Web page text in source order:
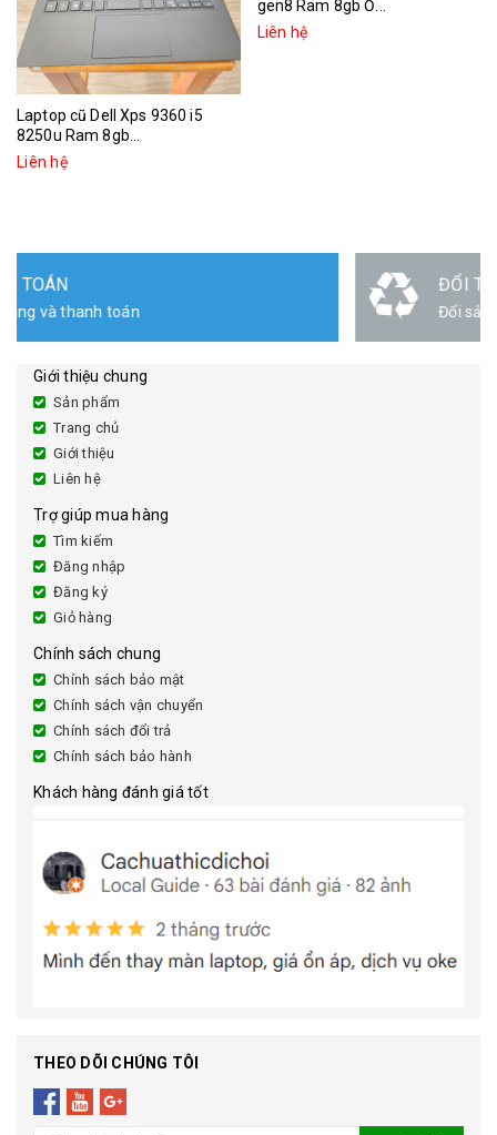
Laptop cũ Dell Xps 9360 i5
8250u Ram 8gb...
Liên hệ
gen8 Ram 8gb Ổ...
Liên hệ
Đổi sản phẩm lên đến 30 ngày
Giới thiệu chung
Sản phẩm
Trang chủ
Giới thiệu
Liên hệ
Trợ giúp mua hàng
Tìm kiếm
Đăng nhập
Đăng ký
Giỏ hàng
Chính sách chung
Chính sách bảo mật
Chính sách vận chuyển
Chính sách đổi trả
Chính sách bảo hành
Khách hàng đánh giá tốt
THEO DÕI CHÚNG TÔI